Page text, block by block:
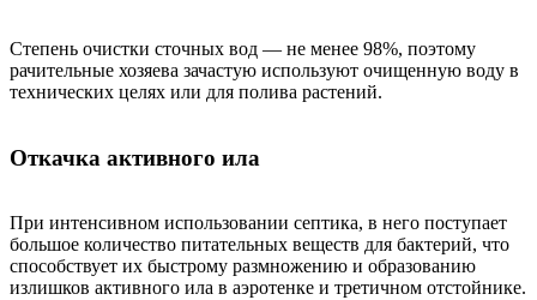
Степень очистки сточных вод — не менее 98%, поэтому
рачительные хозяева зачастую используют очищенную воду в
технических целях или для полива растений.
Откачка активного ила
При интенсивном использовании септика, в него поступает
большое количество питательных веществ для бактерий, что
способствует их быстрому размножению и образованию
излишков активного ила в аэротенке и третичном отстойнике.